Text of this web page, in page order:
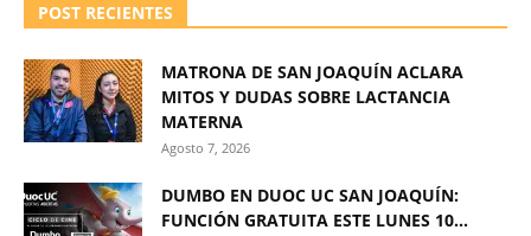
POST RECIENTES
MATRONA DE SAN JOAQUÍN ACLARA
MITOS Y DUDAS SOBRE LACTANCIA
MATERNA
Agosto 7, 2026
DUMBO EN DUOC UC SAN JOAQUÍN:
FUNCIÓN GRATUITA ESTE LUNES 10...